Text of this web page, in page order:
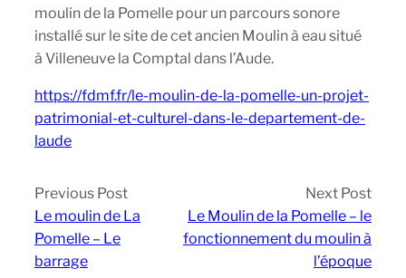
moulin de la Pomelle pour un parcours sonore
installé sur le site de cet ancien Moulin à eau situé
à Villeneuve la Comptal dans l’Aude.
https://fdmf.fr/le-moulin-de-la-pomelle-un-projet-
patrimonial-et-culturel-dans-le-departement-de-
laude
Previous Post
Le moulin de La
Pomelle – Le
barrage
Next Post
Le Moulin de la Pomelle – le
fonctionnement du moulin à
l’époque